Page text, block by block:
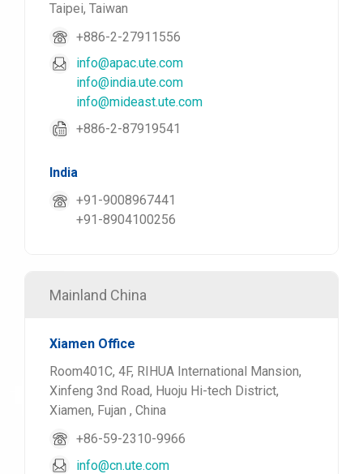
Taipei, Taiwan
+886-2-27911556
info@apac.ute.com
info@india.ute.com
info@mideast.ute.com
+886-2-87919541
India
+91-9008967441
+91-8904100256
Mainland China
Xiamen Office
Room401C, 4F, RIHUA International Mansion,
Xinfeng 3nd Road, Huoju Hi-tech District,
Xiamen, Fujan , China
+86-59-2310-9966
info@cn.ute.com